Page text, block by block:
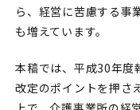
ら、経営に苦慮する事
も増えています。
本稿では、平成30年度
改定のポイントを押さ